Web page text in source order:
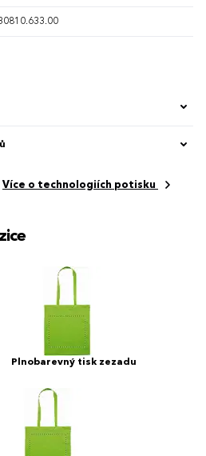
Více o technologiích potisku
Plnobarevný tisk zezadu